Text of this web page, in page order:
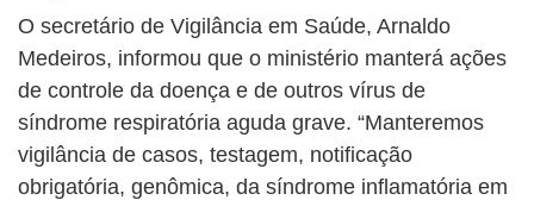
O secretário de Vigilância em Saúde, Arnaldo
Medeiros, informou que o ministério manterá ações
de controle da doença e de outros vírus de
síndrome respiratória aguda grave. “Manteremos
vigilância de casos, testagem, notificação
obrigatória, genômica, da síndrome inflamatória em